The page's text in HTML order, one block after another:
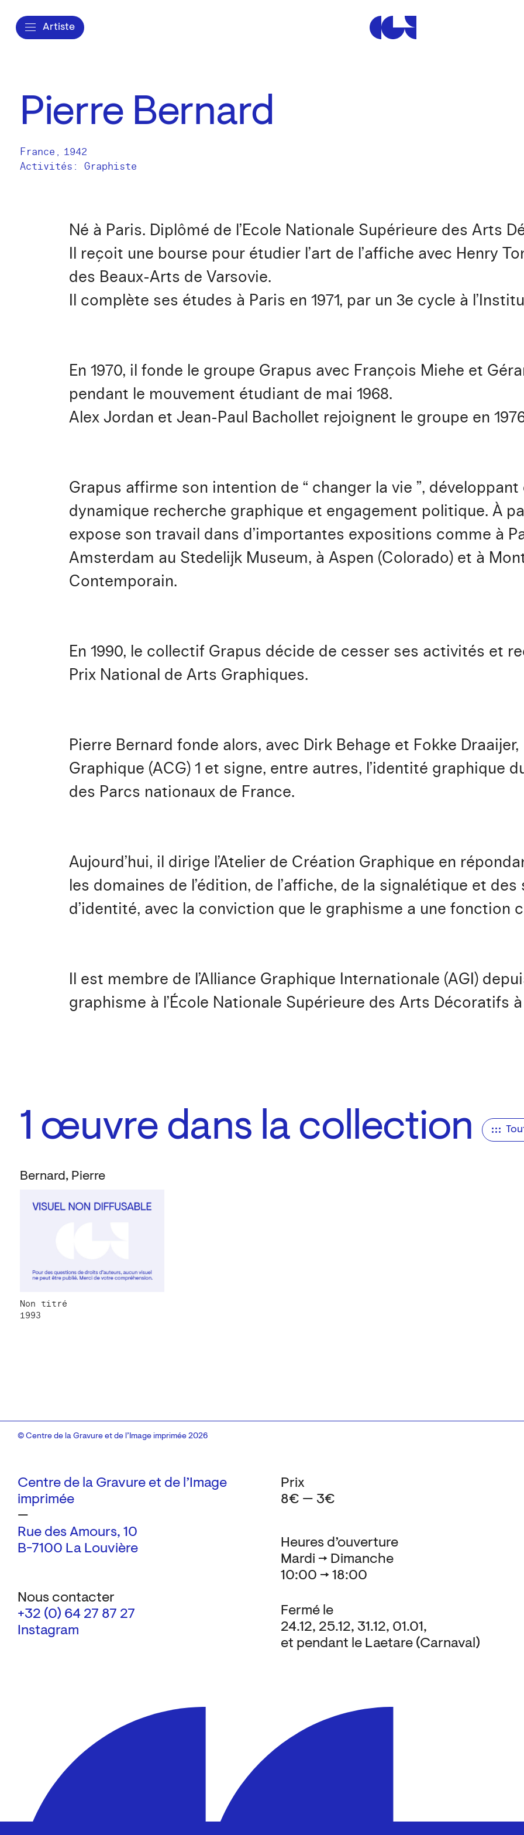
Artiste Centre de la Gravure et
Pierre Bernard
France , 1942
Activités: Graphiste
Né à Paris. Diplômé de l’Ecole Nationale Supérieure des Arts
Il reçoit une bourse pour étudier l’art de l’affiche avec Henry
des Beaux-Arts de Varsovie.
Il complète ses études à Paris en 1971, par un 3e cycle à
En 1970, il fonde le groupe Grapus avec François Miehe et
pendant le mouvement étudiant de mai 1968.
Alex Jordan et Jean-Paul Bachollet rejoignent le groupe en
Grapus affirme son intention de “ changer la vie ”,
dynamique recherche graphique et engagement politique. À
expose son travail dans d’importantes expositions comme à
Amsterdam au Stedelijk Museum, à Aspen (Colorado) et à
Contemporain.
En 1990, le collectif Grapus décide de cesser ses activités et
Prix National de Arts Graphiques.
Pierre Bernard fonde alors, avec Dirk Behage et Fokke Draaijer,
Graphique (ACG) 1 et signe, entre autres, l’identité graphique
des Parcs nationaux de France.
Aujourd’hui, il dirige l’Atelier de Création Graphique en
les domaines de l’édition, de l’affiche, de la signalétique et
d’identité, avec la conviction que le graphisme a une fonction
Il est membre de l’Alliance Graphique Internationale (AGI)
graphisme à l’École Nationale Supérieure des Arts Décoratifs
1 œuvre dans la collection
Bernard, Pierre
Non titré
1993
Centre de la Gravure et de l’Image
imprimée
—
Rue des Amours, 10
B-7100 La Louvière
Nous contacter
+32 (0) 64 27 87 27
Instagram
Heures d’ouverture
Mardi → Dimanche
10:00 → 18:00
Fermé le
24.12, 25.12, 31.12, 01.01,
et pendant le Laetare (Carnaval)
Prix
8€ — 3€
© Centre de la Gravure et de l’Image imprimée 2026